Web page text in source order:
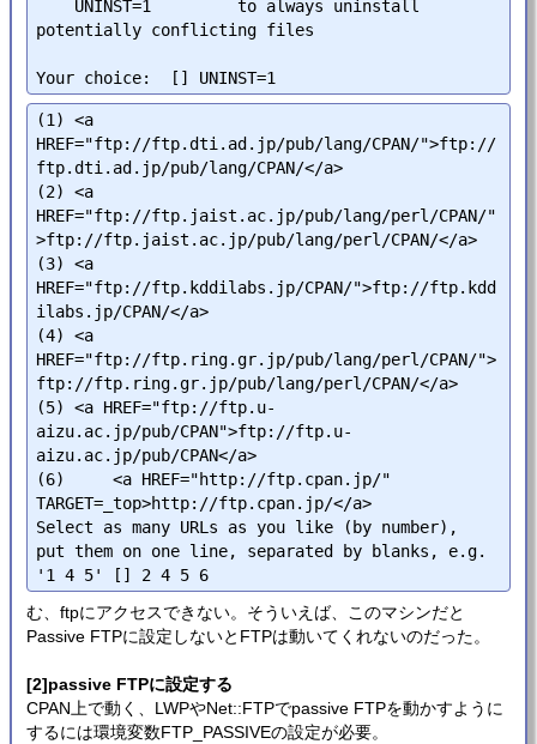
potentially conflicting files
(1) <a
HREF="ftp://ftp.dti.ad.jp/pub/lang/CPAN/">ftp://
ftp.dti.ad.jp/pub/lang/CPAN/</a>
(2) <a
HREF="ftp://ftp.jaist.ac.jp/pub/lang/perl/CPAN/"
>ftp://ftp.jaist.ac.jp/pub/lang/perl/CPAN/</a>
(3) <a
HREF="ftp://ftp.kddilabs.jp/CPAN/">ftp://ftp.kdd
ilabs.jp/CPAN/</a>
(4) <a
HREF="ftp://ftp.ring.gr.jp/pub/lang/perl/CPAN/">
ftp://ftp.ring.gr.jp/pub/lang/perl/CPAN/</a>
(5) <a HREF="ftp://ftp.u-
aizu.ac.jp/pub/CPAN">ftp://ftp.u-
aizu.ac.jp/pub/CPAN</a>
(6)     <a HREF="http://ftp.cpan.jp/"
TARGET=_top>http://ftp.cpan.jp/</a>
Select as many URLs as you like (by number),
put them on one line, separated by blanks, e.g.
む、ftpにアクセスできない。そういえば、このマシンだと
Passive FTPに設定しないとFTPは動いてくれないのだった。
[2]passive FTPに設定する
CPAN上で動く、LWPやNet::FTPでpassive FTPを動かすように
するには環境変数FTP_PASSIVEの設定が必要。